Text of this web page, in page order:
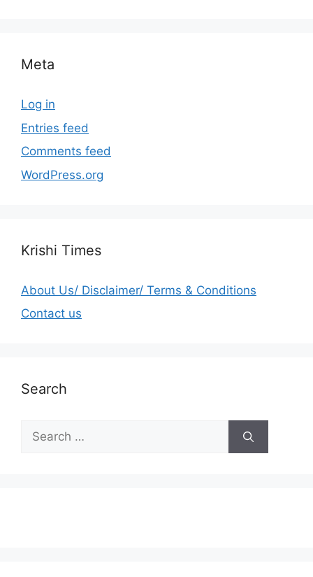
Meta
Log in
Entries feed
Comments feed
WordPress.org
Krishi Times
About Us/ Disclaimer/ Terms & Conditions
Contact us
Search